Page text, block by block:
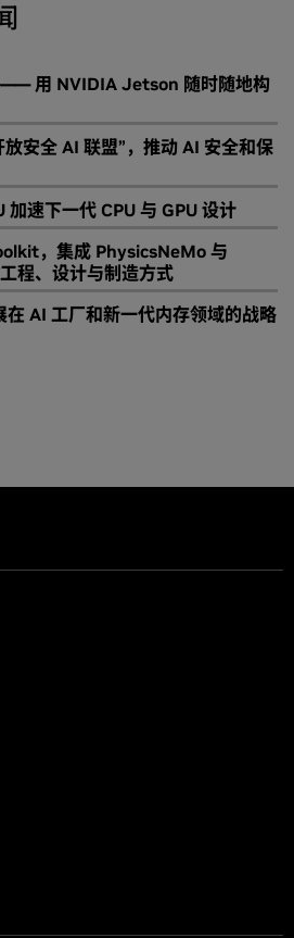
—— 用 NVIDIA Jetson 随时随地构
安全 AI 联盟”，推动 AI 安全和保
速下一代 CPU 与 GPU 设计
，集成 PhysicsNeMo 与
程、设计与制造方式
AI 工厂和新一代内存领域的战略